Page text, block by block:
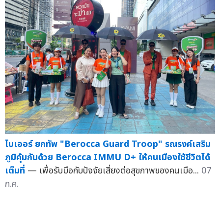
ไบเออร์ ยกทัพ "Berocca Guard Troop" รณรงค์เสริม
ภูมิคุ้มกันด้วย Berocca IMMU D+ ให้คนเมืองใช้ชีวิตได้
เต็มที่ — เพื่อรับมือกับปัจจัยเสี่ยงต่อสุขภาพของคนเมือ... 07
ก.ค.